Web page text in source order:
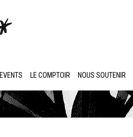
EVENTS LE COMPTOIR NOUS SOUTENIR